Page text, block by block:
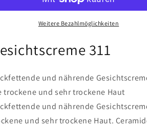
Weitere Bezahlmöglichkeiten
311
und nährende
trockene und sehr trockene Haut
und nährende
und sehr trockene Haut.